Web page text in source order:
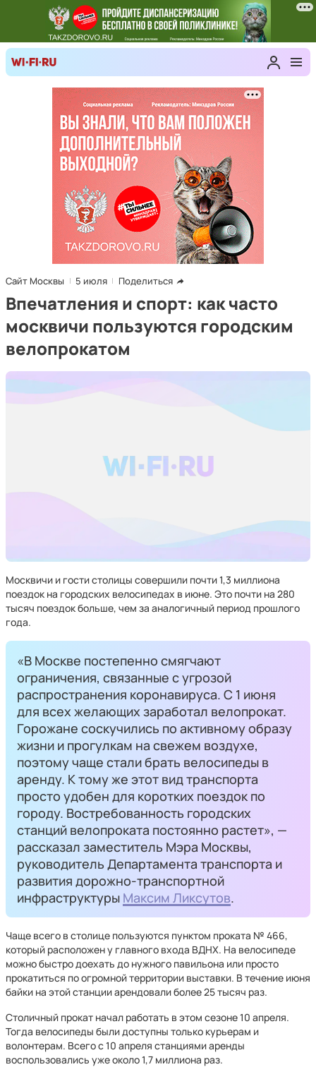
Сайт Москвы 5 июля Поделиться
Впечатления и спорт: как часто
москвичи пользуются городским
велопрокатом
Москвичи и гости столицы совершили почти 1,3 миллиона
поездок на городских велосипедах в июне. Это почти на 280
тысяч поездок больше, чем за аналогичный период прошлого
года.
«В Москве постепенно смягчают
ограничения, связанные с угрозой
распространения коронавируса. С 1 июня
для всех желающих заработал велопрокат.
Горожане соскучились по активному образу
жизни и прогулкам на свежем воздухе,
поэтому чаще стали брать велосипеды в
аренду. К тому же этот вид транспорта
просто удобен для коротких поездок по
городу. Востребованность городских
станций велопроката постоянно растет», —
рассказал заместитель Мэра Москвы,
руководитель Департамента транспорта и
развития дорожно-транспортной
инфраструктуры Максим Ликсутов.
Чаще всего в столице пользуются пунктом проката № 466,
который расположен у главного входа ВДНХ. На велосипеде
можно быстро доехать до нужного павильона или просто
прокатиться по огромной территории выставки. В течение июня
байки на этой станции арендовали более 25 тысяч раз.
Столичный прокат начал работать в этом сезоне 10 апреля.
Тогда велосипеды были доступны только курьерам и
волонтерам. Всего с 10 апреля станциями аренды
воспользовались уже около 1,7 миллиона раз.